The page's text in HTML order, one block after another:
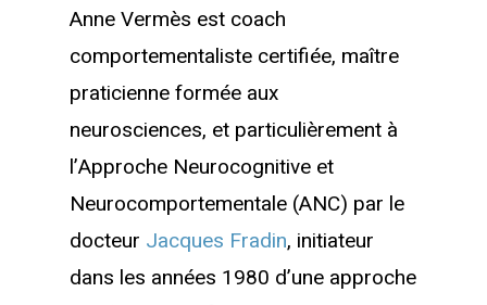
Anne Vermès est coach
comportementaliste certifiée, maître
praticienne formée aux
neurosciences, et particulièrement à
l’Approche Neurocognitive et
Neurocomportementale (ANC) par le
docteur Jacques Fradin, initiateur
dans les années 1980 d’une approche